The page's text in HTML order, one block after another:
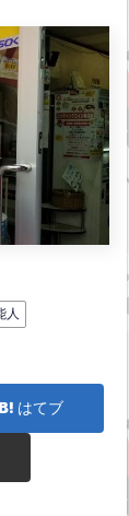
人
はてブ